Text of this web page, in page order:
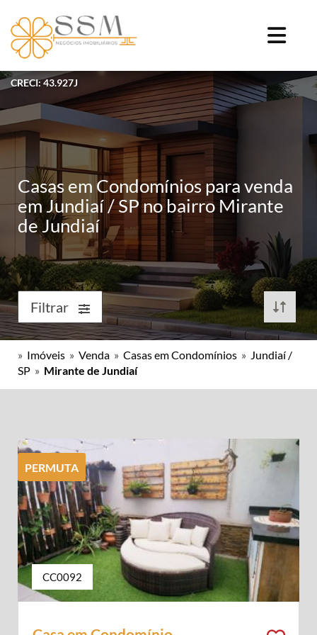
CRECI: 43.927J
Casas em Condomínios para venda
em Jundiaí / SP no bairro Mirante
de Jundiaí
Filtrar
» Imóveis » Venda » Casas em Condomínios » Jundiaí /
SP » Mirante de Jundiaí
PERMUTA
CC0092